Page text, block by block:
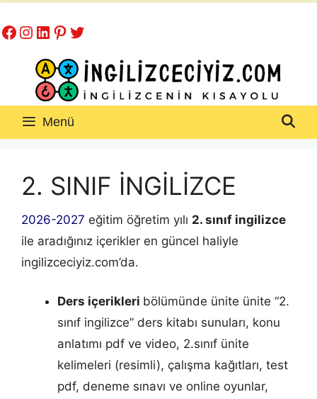
atla
Facebook
Instagram
LinkedIn
Pinterest
Twitter
Menü
2. SINIF İNGİLİZCE
2026-2027 eğitim öğretim yılı 2. sınıf ingilizce
ile aradığınız içerikler en güncel haliyle
ingilizceciyiz.com’da.
Ders içerikleri bölümünde ünite ünite “2.
sınıf ingilizce” ders kitabı sunuları, konu
anlatımı pdf ve video, 2.sınıf ünite
kelimeleri (resimli), çalışma kağıtları, test
pdf, deneme sınavı ve online oyunlar,